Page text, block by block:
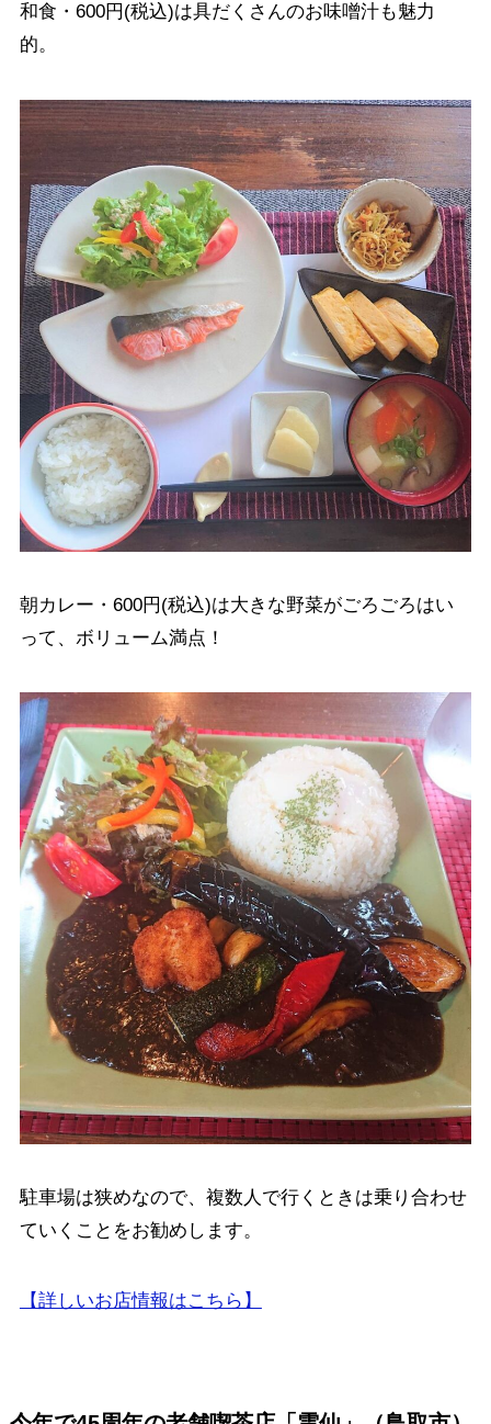
和食・600円(税込)は具だくさんのお味噌汁も魅力
的。
朝カレー・600円(税込)は大きな野菜がごろごろはい
って、ボリューム満点！
駐車場は狭めなので、複数人で行くときは乗り合わせ
ていくことをお勧めします。
【詳しいお店情報はこちら】